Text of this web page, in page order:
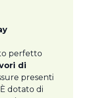
perfetto
di
presenti
dotato di